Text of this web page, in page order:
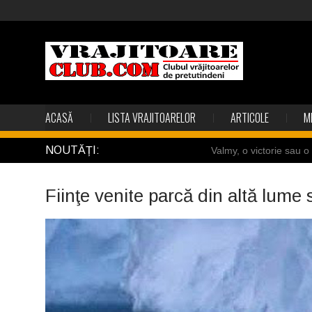
ACASĂ LISTA VRAJITOARELOR ARTICOLE
NOUTĂȚI: Valmy, o victorie sau
Gest din disperare în
Uimitoarea viaţă a
Îngerii salvează
Fiinţe venite parcă din altă lume